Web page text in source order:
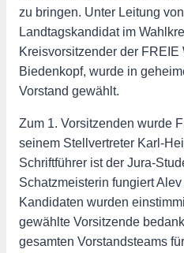
zu bringen. Unter Leitung
Landtagskandidat im
Kreisvorsitzender der
Biedenkopf, wurde in
Vorstand gewählt.
Zum 1. Vorsitzenden wurde
seinem Stellvertreter Karl-
Schriftführer ist der Jura-
Schatzmeisterin fungiert
Kandidaten wurden
gewählte Vorsitzende
gesamten Vorstandsteams